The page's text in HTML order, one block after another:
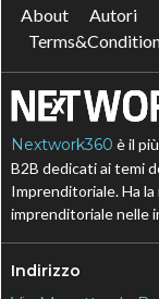
About Autori
Nextwork360 è il
B2B dedicati ai temi
Imprenditoriale. Ha
imprenditoriale nelle
Indirizzo